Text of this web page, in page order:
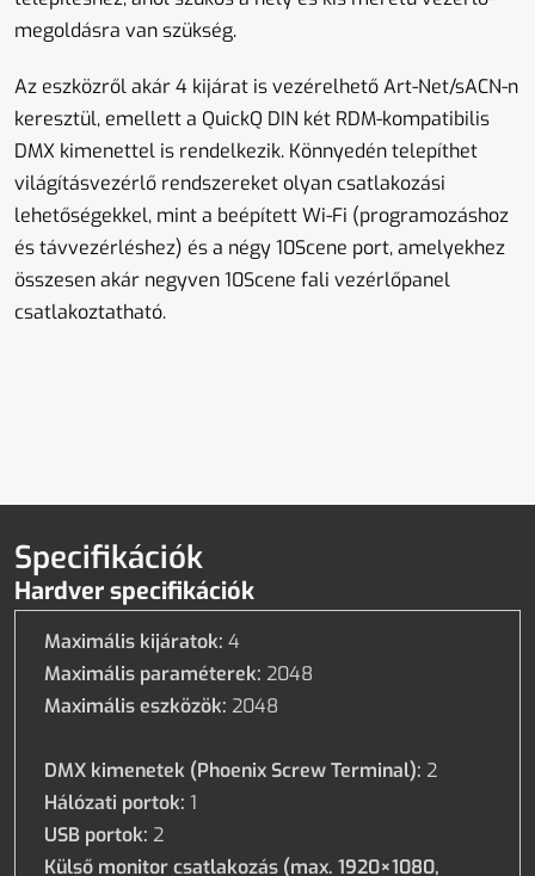
megoldásra van szükség.
Az eszközről akár 4 kijárat is vezérelhető Art-Net/sACN-n
keresztül, emellett a QuickQ DIN két RDM-kompatibilis
DMX kimenettel is rendelkezik. Könnyedén telepíthet
világításvezérlő rendszereket olyan csatlakozási
lehetőségekkel, mint a beépített Wi-Fi (programozáshoz
és távvezérléshez) és a négy 10Scene port, amelyekhez
összesen akár negyven 10Scene fali vezérlőpanel
csatlakoztatható.
Specifikációk
Hardver specifikációk
Maximális kijáratok: 4
Maximális paraméterek: 2048
Maximális eszközök: 2048
DMX kimenetek (Phoenix Screw Terminal): 2
Hálózati portok: 1
USB portok: 2
Külső monitor csatlakozás (max. 1920×1080,